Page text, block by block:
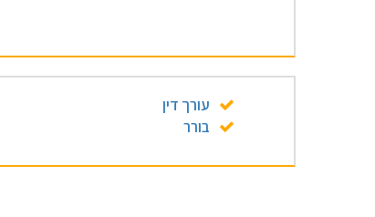
עורך דין
בורר